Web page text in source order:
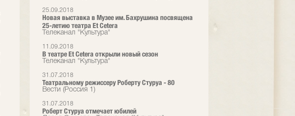
25.09.2018
Новая выставка в Музее им. Бахрушина посвящена
25-летию театра Et Сetera
Телеканал "Культура"
11.09.2018
В театре Et Cetera открыли новый сезон
Телеканал "Культура"
31.07.2018
Театральному режиссеру Роберту Стуруа - 80
Вести (Россия 1)
31.07.2018
Роберт Стуруа отмечает юбилей